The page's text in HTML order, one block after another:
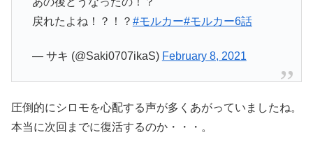
戻れたよね！？！？ #モルカー#モルカー6話
— サキ (@Saki0707ikaS) February 8, 2021
圧倒的にシロモを心配する声が多くあがっていましたね。
本当に次回までに復活するのか・・・。